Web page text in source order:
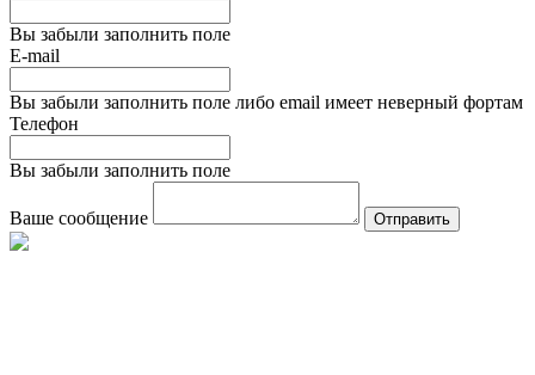
Вы забыли заполнить поле
E-mail
Вы забыли заполнить поле либо email имеет неверный фортам
Телефон
Вы забыли заполнить поле
Ваше сообщение Отправить